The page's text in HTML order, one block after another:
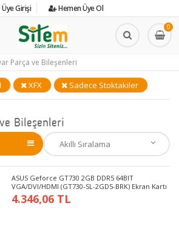
Üye Girişi Hemen Üye Ol
0
Parça ve Bileşenleri
XFX Sadece Stoktakiler
Bileşenleri
ASUS Geforce GT730 2GB DDR5 64BIT
VGA/DVI/HDMI (GT730-SL-2GD5-BRK) Ekran Kartı
4.346,06 TL